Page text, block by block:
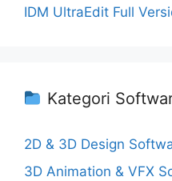
IDM UltraEdit Full
Kategori
2D & 3D Design
3D Animation & VFX